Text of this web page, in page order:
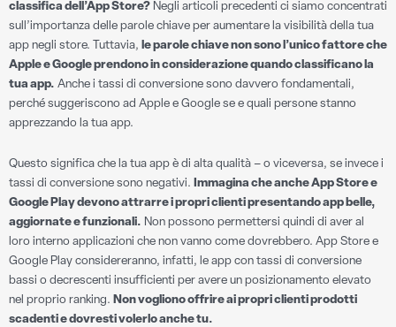
classifica dell’App Store? Negli articoli precedenti ci siamo concentrati
sull’importanza delle parole chiave per aumentare la visibilità della tua
app negli store. Tuttavia, le parole chiave non sono l’unico fattore che
Apple e Google prendono in considerazione quando classificano la
tua app. Anche i tassi di conversione sono davvero fondamentali,
perché suggeriscono ad Apple e Google se e quali persone stanno
apprezzando la tua app.
Questo significa che la tua app è di alta qualità – o viceversa, se invece i
tassi di conversione sono negativi.
Immagina che anche App Store e
Google Play devono attrarre i propri clienti presentando app belle,
aggiornate e funzionali. Non possono permettersi quindi di aver al
loro interno applicazioni che non vanno come dovrebbero. App Store e
Google Play considereranno, infatti, le app con tassi di conversione
bassi o decrescenti insufficienti per avere un posizionamento elevato
nel proprio ranking. Non vogliono offrire ai propri clienti prodotti
scadenti e dovresti volerlo anche tu.